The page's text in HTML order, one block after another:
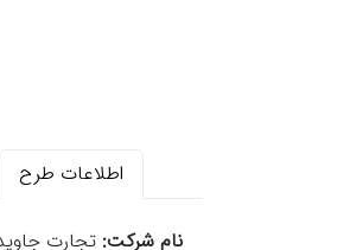
اطلاعات طرح
نام شرکت: تجارت